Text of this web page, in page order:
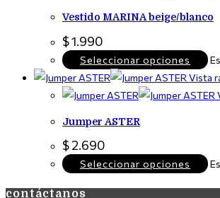
Vestido MARINA beige/blanco
$1.990
Seleccionar opciones
Vista
Jumper ASTER
$2.690
Seleccionar opciones
contáctanos